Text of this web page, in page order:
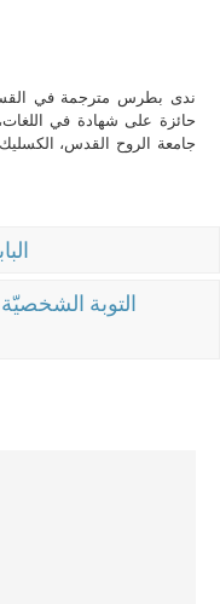
ندى بطرس مترجمة في
حائزة على شهادة في
جامعة الروح القدس،
التوبة